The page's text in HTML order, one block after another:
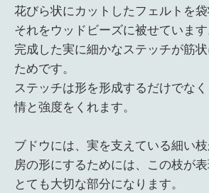
花びら状にカットしたフェルトを袋
それをウッドビーズに被せています
完成した実に細かなステッチが筋
ためです。
ステッチは形を形成するだけでな
情と強度をくれます。
ブドウには、実を支えている細い枝
房の形にするためには、この枝が表
とても大切な部分になります。